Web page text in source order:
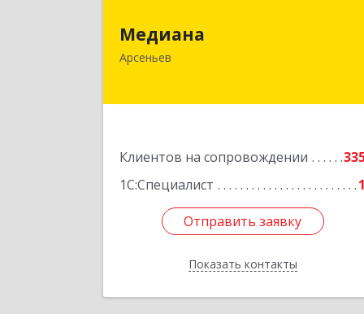
Медиана
Арсеньев
Клиентов на сопровождении
1С:Специалист
1
Отправить заявку
Показать контакты
692330, Приморский край, Арсеньев г,
Ломоносова ул, дом № 24, кв.1
Отправить заявку
Назад